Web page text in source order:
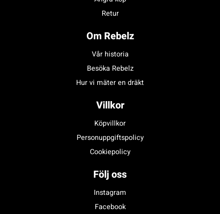
Retur
Om Rebelz
Vår historia
Besöka Rebelz
Hur vi mäter en dräkt
Villkor
Köpvillkor
Personuppgiftspolicy
Cookiepolicy
Följ oss
Instagram
Facebook